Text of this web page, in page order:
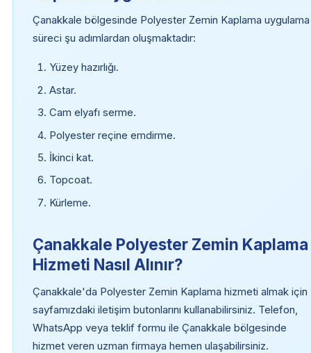
Çanakkale bölgesinde Polyester Zemin Kaplama uygulama
süreci şu adımlardan oluşmaktadır:
Yüzey hazırlığı.
Astar.
Cam elyafı serme.
Polyester reçine emdirme.
İkinci kat.
Topcoat.
Kürleme.
Çanakkale Polyester Zemin Kaplama
Hizmeti Nasıl Alınır?
Çanakkale'da Polyester Zemin Kaplama hizmeti almak için
sayfamızdaki iletişim butonlarını kullanabilirsiniz. Telefon,
WhatsApp veya teklif formu ile Çanakkale bölgesinde
hizmet veren uzman firmaya hemen ulaşabilirsiniz.